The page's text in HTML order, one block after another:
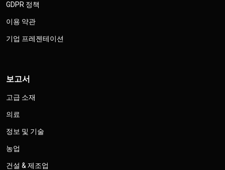
GDPR 정책
이용 약관
기업 프레젠테이션
보고서
고급 소재
의료
정보 및 기술
농업
건설 & 제조업